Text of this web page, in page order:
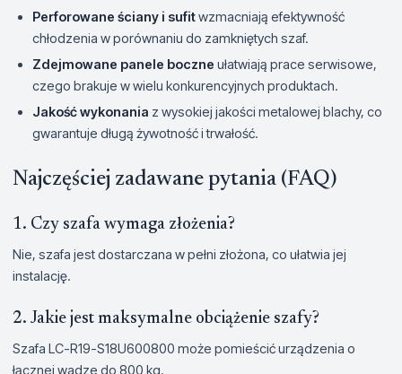
Perforowane ściany i sufitwzmacniają efektywność
chłodzenia w porównaniu do zamkniętych szaf.
Zdejmowane panele boczne ułatwiają prace serwisowe,
czego brakuje w wielu konkurencyjnych produktach.
Jakość wykonania z wysokiej jakości metalowej blachy, co
gwarantuje długą żywotność i trwałość.
Najczęściej zadawane pytania (FAQ)
1. Czy szafa wymaga złożenia?
Nie, szafa jest dostarczana w pełni złożona, co ułatwia jej
instalację.
2. Jakie jest maksymalne obciążenie szafy?
Szafa LC-R19-S18U600800 może pomieścić urządzenia o
łącznej wadze do 800 kg.